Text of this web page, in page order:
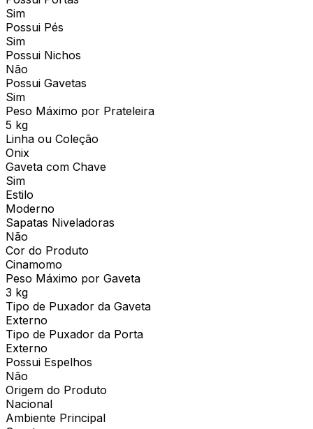
Sim
Possui Pés
Sim
Possui Nichos
Não
Possui Gavetas
Sim
Peso Máximo por Prateleira
5 kg
Linha ou Coleção
Onix
Gaveta com Chave
Sim
Estilo
Moderno
Sapatas Niveladoras
Não
Cor do Produto
Cinamomo
Peso Máximo por Gaveta
3 kg
Tipo de Puxador da Gaveta
Externo
Tipo de Puxador da Porta
Externo
Possui Espelhos
Não
Origem do Produto
Nacional
Ambiente Principal